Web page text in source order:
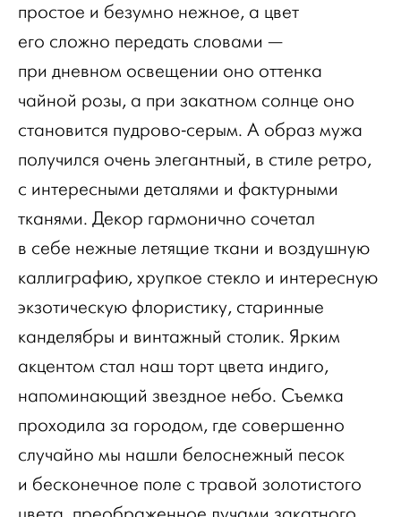
простое и безумно нежное, а цвет
его сложно передать словами —
при дневном освещении оно оттенка
чайной розы, а при закатном солнце оно
становится пудрово-серым. А образ мужа
получился очень элегантный, в стиле ретро,
с интересными деталями и фактурными
тканями. Декор гармонично сочетал
в себе нежные летящие ткани и воздушную
каллиграфию, хрупкое стекло и интересную
экзотическую флористику, старинные
канделябры и винтажный столик. Ярким
акцентом стал наш торт цвета индиго,
напоминающий звездное небо. Съемка
проходила за городом, где совершенно
случайно мы нашли белоснежный песок
и бесконечное поле с травой золотистого